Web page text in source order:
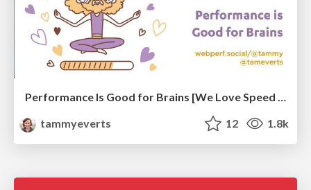
Performance Is Good for Brains [We Love Speed 2024]
tammyeverts
12 1.8k